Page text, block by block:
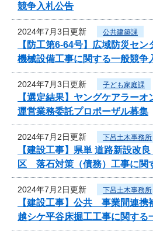
競争入札公告
2024年7月3日更新 公共建築課
【防工第6-64号】広域防災セ
機械設備工事に関する一般競争
2024年7月3日更新 子ども家庭課
【選定結果】ヤングケアラーオ
運営業務委託プロポーザル募集
2024年7月2日更新 下呂土木事務所
【建設工事】県単 道路新設改
区 落石対策（債務）工事に関
2024年7月2日更新 下呂土木事務所
【建設工事】公共 事業間連携
越シケ平谷床掘工工事に関する